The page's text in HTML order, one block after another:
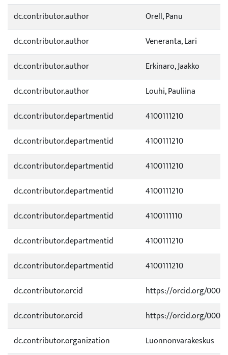
dc.contributor.author
Orell, Panu
dc.contributor.author
Veneranta, Lari
dc.contributor.author
Erkinaro, Jaakko
dc.contributor.author
Louhi, Pauliina
dc.contributor.departmentid
4100111210
dc.contributor.departmentid
4100111210
dc.contributor.departmentid
4100111210
dc.contributor.departmentid
4100111210
dc.contributor.departmentid
4100111110
dc.contributor.departmentid
4100111210
dc.contributor.departmentid
4100111210
dc.contributor.orcid
https://orcid.org/0000-
dc.contributor.orcid
https://orcid.org/0000-
dc.contributor.organization
Luonnonvarakeskus